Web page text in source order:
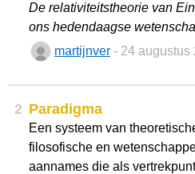
De relativiteitstheorie van
ons hedendaagse
martijnver - 24 augustus
2 Paradigma
Een systeem van
filosofische en
aannames die als